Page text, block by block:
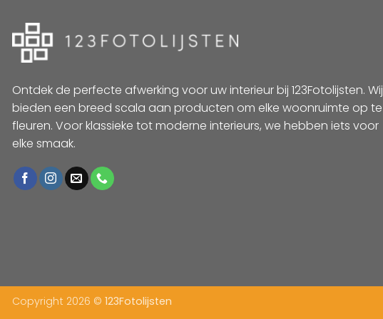
Ontdek de perfecte afwerking voor uw interieur bij 123Fotolijsten. Wij
bieden een breed scala aan producten om elke woonruimte op te
fleuren. Voor klassieke tot moderne interieurs, we hebben iets voor
elke smaak.
Copyright 2026 © 123Fotolijsten